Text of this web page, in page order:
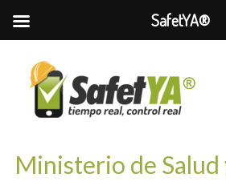
Ministerio de Salud
SafetYA®